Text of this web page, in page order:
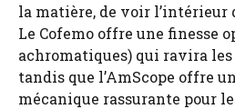
la matière, de voir l’intérieur
Le Cofemo offre une finesse
achromatiques) qui ravira les
tandis que l’AmScope offre
mécanique rassurante pour